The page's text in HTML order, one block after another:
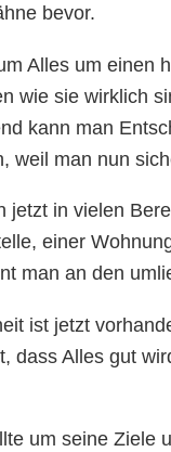
bevor.
Alles um einen
wie sie wirklich
kann man
weil man nun
jetzt in vielen
einer
man an den
ist jetzt
dass Alles gut
um seine Ziele